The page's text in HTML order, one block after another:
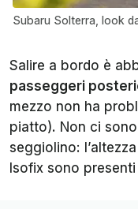
Subaru Solterra, look
Salire a bordo è
passeggeri
mezzo non ha
piatto). Non ci
seggiolino:
Isofix sono